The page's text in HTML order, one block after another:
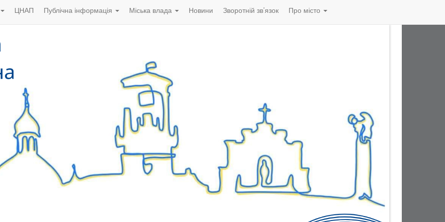
ЦНАП Публічна інформація Міська влада Новини Зворотній зв’язок Про місто